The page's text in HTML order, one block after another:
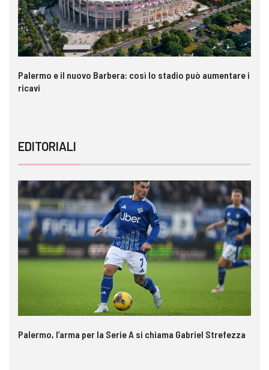
Palermo e il nuovo Barbera: così lo stadio può aumentare i
ricavi
EDITORIALI
Palermo, l’arma per la Serie A si chiama Gabriel Strefezza